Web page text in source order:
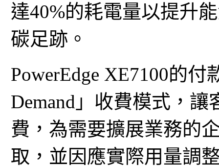
達40%的耗電量以提升
碳足跡。
PowerEdge XE7100的
Demand」收費模式，
費，為需要擴展業務的
取，並因應實際用量調